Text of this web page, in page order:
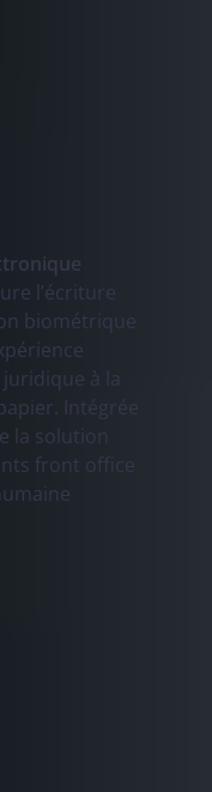
l’écriture
biométrique
à la
Intégrée
la solution
front office